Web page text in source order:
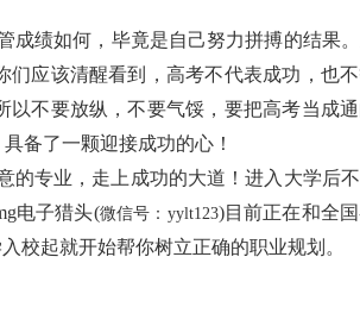
成绩如何，毕竟是自己努力拼搏的结果
应该清醒看到，高考不代表成功，也
不要放纵，不要气馁，要把高考当成
备了一颗迎接成功的心！
的专业，走上成功的大道！进入大学后
电子猎头(微信号：yylt123)目前正在和全
校起就开始帮你树立正确的职业规划。